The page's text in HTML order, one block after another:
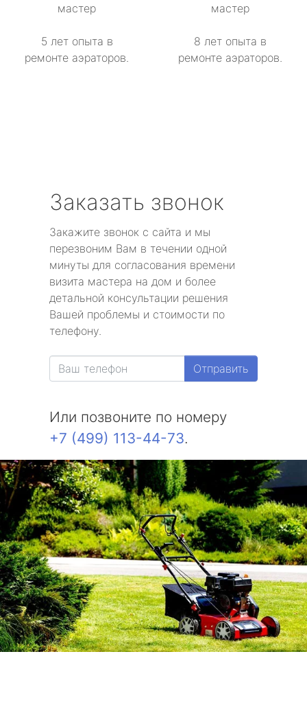
мастер
5 лет опыта в
ремонте аэраторов.
мастер
8 лет опыта в
ремонте аэраторов.
Заказать звонок
Закажите звонок с сайта и мы
перезвоним Вам в течении одной
минуты для согласования времени
визита мастера на дом и более
детальной консультации решения
Вашей проблемы и стоимости по
телефону.
Отправить
Или позвоните по номеру
+7 (499) 113-44-73.